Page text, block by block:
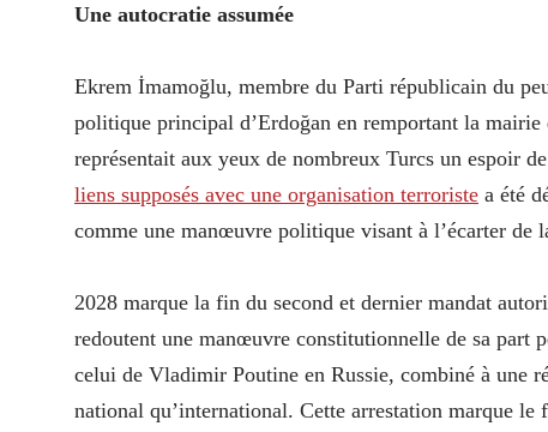
Une autocratie assumée
Ekrem İmamoğlu, membre du Parti républicain du
politique principal d’Erdoğan en remportant la
représentait aux yeux de nombreux Turcs un espoir
liens supposés avec une organisation terroriste a été
comme une manœuvre politique visant à l’écarter de
2028 marque la fin du second et dernier mandat
redoutent une manœuvre constitutionnelle de sa part
celui de Vladimir Poutine en Russie, combiné à une
national qu’international. Cette arrestation marque le